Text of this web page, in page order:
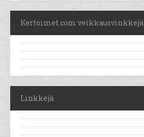
Kertoimet.com veikkausvinkkejä
Linkkejä